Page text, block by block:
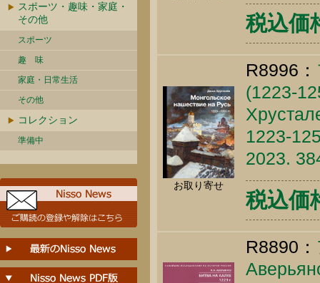
スポーツ・趣味・家庭・
その他
スポーツ
趣 味
家庭・日常生活
その他
コレクション
準備中
税込価
お取り寄せ
R8996：
(1223-
1223-
2023.
税込価
R8890：